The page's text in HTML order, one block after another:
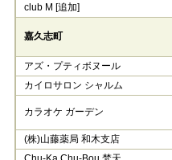
club M [追加]
嘉久志町
アズ・プティボヌール
カイロサロン シャルム
カラオケ ガーデン
(株)山藤薬局 和木支店